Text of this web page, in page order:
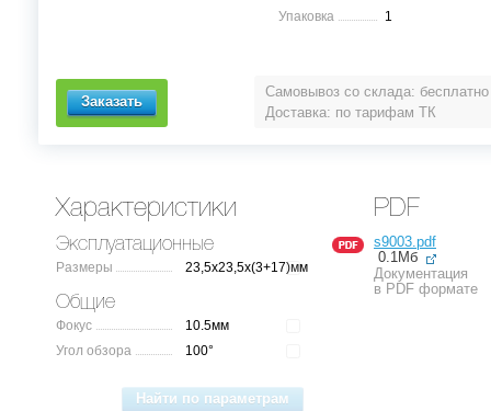
Самовывоз со склада: бесплатно
Доставка: по тарифам ТК
Упаковка
1
Характеристики
Эксплуатационные
Размеры 23,5x23,5x(3+17)мм
Общие
Фокус
10.5мм
Угол обзора
100°
PDF
s9003.pdf
0.1Мб
Документация
в PDF формате